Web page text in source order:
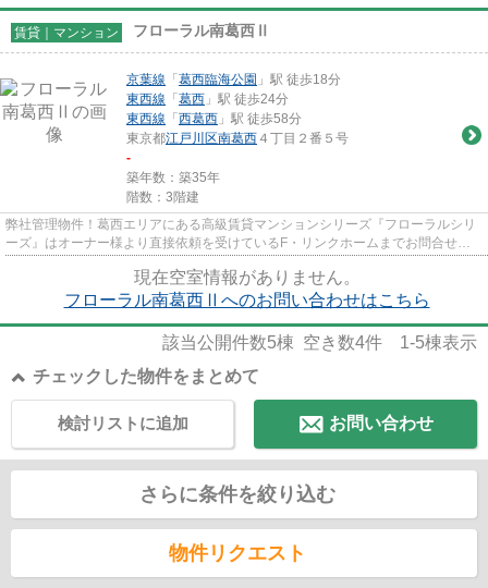
賃貸｜マンション フローラル南葛西Ⅱ
京葉線 「 葛西臨海公園 」駅 徒歩18分
東西線 「 葛西 」駅 徒歩24分
東西線 「 西葛西 」駅 徒歩58分
東京都江戸川区南葛西 ４丁目２番５号
-
築年数：築35年
階数：3階建
弊社管理物件！葛西エリアにある高級賃貸マンションシリーズ『フローラルシリ
ーズ』はオーナー様より直接依頼を受けているF・リンクホームまでお問合せ下
現在空室情報がありません。
フローラル南葛西Ⅱへのお問い合わせはこちら
該当公開件数5棟 空き数4件 1-5棟表示
チェックした物件をまとめて
お問い合わせ
検討リストに追加
さらに条件を絞り込む
物件リクエスト